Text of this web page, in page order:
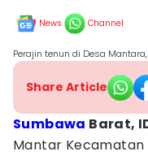
News Channel
Perajin tenun di Desa
Share Article
Sumbawa Barat,
Mantar Kecamatan